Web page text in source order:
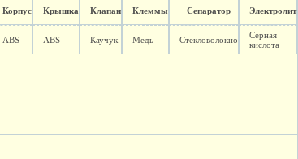
Корпус Крышка Клапан Клеммы Сепаратор Электролит
ABS ABS Каучук Медь Стекловолокно
Серная
кислота